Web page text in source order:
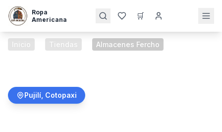
Ropa
Americana
🛒
Inicio Tiendas Almacenes Fercho
Pujilí Cotopaxi